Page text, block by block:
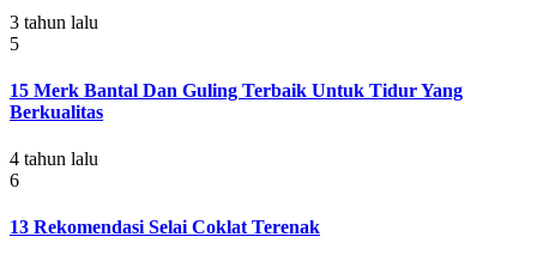
3 tahun lalu
5
15 Merk Bantal Dan Guling Terbaik Untuk Tidur Yang
Berkualitas
4 tahun lalu
6
13 Rekomendasi Selai Coklat Terenak